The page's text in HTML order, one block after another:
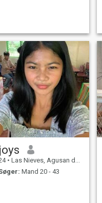
joys
• Las Nieves, Agusan del Norte, Filippinerne
Mand 20 - 43